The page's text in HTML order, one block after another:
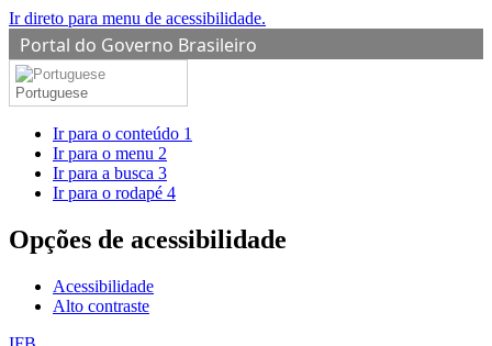
Ir direto para menu de acessibilidade.
Portal do Governo Brasileiro
Portuguese
Ir para o conteúdo 1
Ir para o menu 2
Ir para a busca 3
Ir para o rodapé 4
Opções de acessibilidade
Acessibilidade
Alto contraste